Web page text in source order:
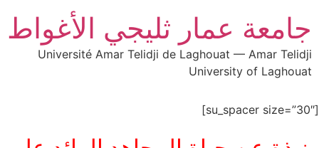
جامعة عمار ثليجي الأغواط
Université Amar Telidji de Laghouat — Amar Telidji
University of Laghouat
[su_spacer size=”30″]